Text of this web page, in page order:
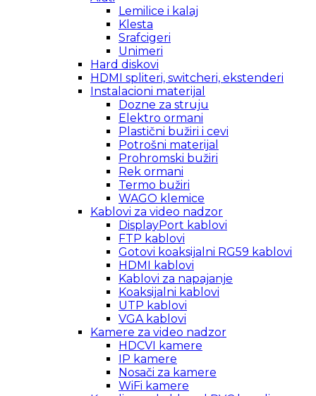
Lemilice i kalaj
Klesta
Srafcigeri
Unimeri
Hard diskovi
HDMI spliteri, switcheri, ekstenderi
Instalacioni materijal
Dozne za struju
Elektro ormani
Plastični bužiri i cevi
Potrošni materijal
Prohromski bužiri
Rek ormani
Termo bužiri
WAGO klemice
Kablovi za video nadzor
DisplayPort kablovi
FTP kablovi
Gotovi koaksijalni RG59 kablovi
HDMI kablovi
Kablovi za napajanje
Koaksijalni kablovi
UTP kablovi
VGA kablovi
Kamere za video nadzor
HDCVI kamere
IP kamere
Nosači za kamere
WiFi kamere